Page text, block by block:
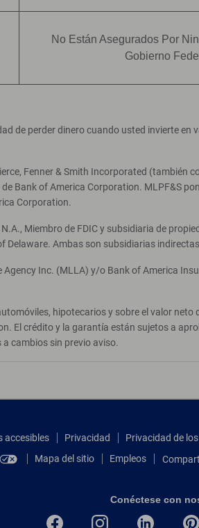
No Están Asegurados Por
Gobierno
de perder dinero cuando usted invierte
Fenner & Smith Incorporated (también
Bank of America Corporation. MLPF&S
Corporation.
Miembro de FDIC y subsidiaria de
Delaware. Ambas son subsidiarias
Inc. (MLLA) y/o Bank of America
hipotecarios y sobre el valor
El crédito y la garantía están sujetos a
cambios sin previo aviso.
accesibles Privacidad Privacidad de
Mapa del sitio Empleos
Conéctese con